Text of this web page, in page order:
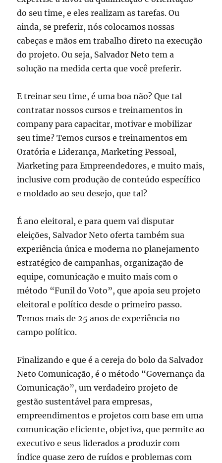
do seu time, e eles realizam as tarefas. Ou
ainda, se preferir, nós colocamos nossas
cabeças e mãos em trabalho direto na execução
do projeto. Ou seja, Salvador Neto tem a
solução na medida certa que você preferir.
E treinar seu time, é uma boa não? Que tal
contratar nossos cursos e treinamentos in
company para capacitar, motivar e mobilizar
seu time? Temos cursos e treinamentos em
Oratória e Liderança, Marketing Pessoal,
Marketing para Empreendedores, e muito mais,
inclusive com produção de conteúdo específico
e moldado ao seu desejo, que tal?
É ano eleitoral, e para quem vai disputar
eleições, Salvador Neto oferta também sua
experiência única e moderna no planejamento
estratégico de campanhas, organização de
equipe, comunicação e muito mais com o
método “Funil do Voto”, que apoia seu projeto
eleitoral e político desde o primeiro passo.
Temos mais de 25 anos de experiência no
campo político.
Finalizando e que é a cereja do bolo da Salvador
Neto Comunicação, é o método “Governança da
Comunicação”, um verdadeiro projeto de
gestão sustentável para empresas,
empreendimentos e projetos com base em uma
comunicação eficiente, objetiva, que permite ao
executivo e seus liderados a produzir com
índice quase zero de ruídos e problemas com